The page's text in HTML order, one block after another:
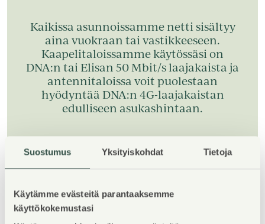
Suostumus Yksityiskohdat Tietoja
Käytämme evästeitä parantaaksemme
käyttökokemustasi
Kaikissa asunnoissamme netti sisältyy
aina vuokraan tai vastikkeeseen.
Kaapelitaloissamme käytössäsi on
DNA:n tai Elisan 50 Mbit/s laajakaista ja
antennitaloissa voit puolestaan
hyödyntää DNA:n 4G-laajakaistan
edulliseen asukashintaan.
Lue lisää ilmaisesta nettiyhteydestä